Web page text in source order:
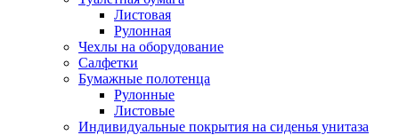
Листовая
Рулонная
Чехлы на оборудование
Салфетки
Бумажные полотенца
Рулонные
Листовые
Индивидуальные покрытия на сиденья унитаза